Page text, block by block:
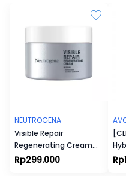
NEUTROGENA
Visible Repair
Regenerating Cream
50g
Rp299.000